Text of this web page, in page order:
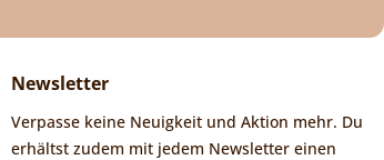
Newsletter
Verpasse keine Neuigkeit und Aktion mehr. Du
erhältst zudem mit jedem Newsletter einen